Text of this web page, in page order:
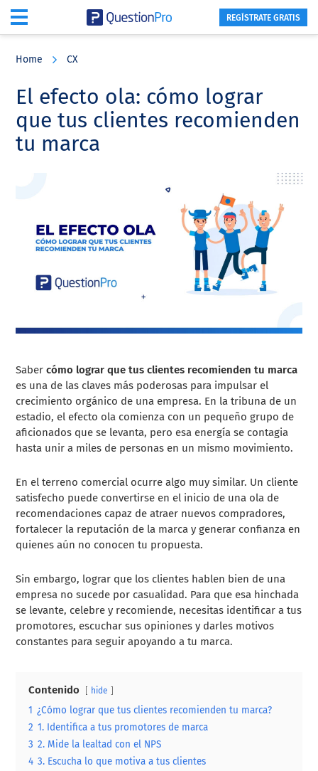
content
sidebar
REGÍSTRATE GRATIS
Home CX
El efecto ola: cómo lograr
que tus clientes recomienden
tu marca
Sabercómo lograr que tus clientes recomienden tu marca
es una de las claves más poderosas para impulsar el
crecimiento orgánico de una empresa. En la tribuna de un
estadio, el efecto ola comienza con un pequeño grupo de
aficionados que se levanta, pero esa energía se contagia
hasta unir a miles de personas en un mismo movimiento.
En el terreno comercial ocurre algo muy similar. Un cliente
satisfecho puede convertirse en el inicio de una ola de
recomendaciones capaz de atraer nuevos compradores,
fortalecer la reputación de la marca y generar confianza en
quienes aún no conocen tu propuesta.
Sin embargo, lograr que los clientes hablen bien de una
empresa no sucede por casualidad. Para que esa hinchada
se levante, celebre y recomiende, necesitas identificar a tus
promotores, escuchar sus opiniones y darles motivos
constantes para seguir apoyando a tu marca.
Contenido hide
1 ¿Cómo lograr que tus clientes recomienden tu marca?
2 1. Identifica a tus promotores de marca
3 2. Mide la lealtad con el NPS
4 3. Escucha lo que motiva a tus clientes